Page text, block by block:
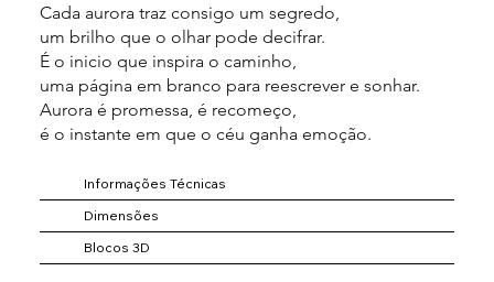
Cada aurora traz consigo um segredo,
um brilho que o olhar pode decifrar.
É o inicio que inspira o caminho,
uma página em branco para reescrever e sonhar.
Aurora é promessa, é recomeço,
é o instante em que o céu ganha emoção.
Informações Técnicas
Dimensões
Blocos 3D